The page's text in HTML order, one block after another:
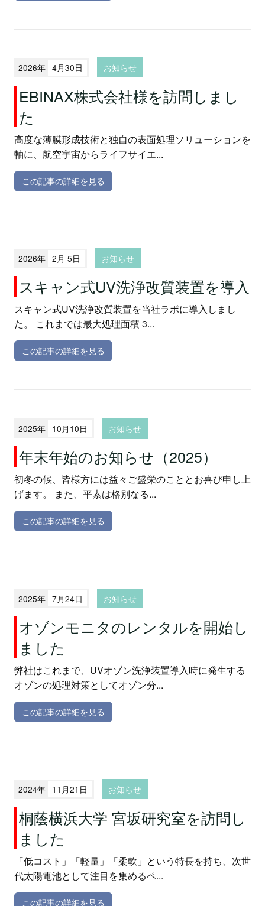
2026年 4月30日 お知らせ
EBINAX株式会社様を訪問しまし
た
高度な薄膜形成技術と独自の表面処理ソリューションを
軸に、航空宇宙からライフサイエ...
この記事の詳細を見る
2026年 2月 5日 お知らせ
スキャン式UV洗浄改質装置を導入
スキャン式UV洗浄改質装置を当社ラボに導入しまし
た。 これまでは最大処理面積 3...
この記事の詳細を見る
2025年 10月10日 お知らせ
年末年始のお知らせ（2025）
初冬の候、皆様方には益々ご盛栄のこととお喜び申し上
げます。 また、平素は格別なる...
この記事の詳細を見る
2025年 7月24日 お知らせ
オゾンモニタのレンタルを開始し
ました
弊社はこれまで、UVオゾン洗浄装置導入時に発生する
オゾンの処理対策としてオゾン分...
この記事の詳細を見る
2024年 11月21日 お知らせ
桐蔭横浜大学 宮坂研究室を訪問し
ました
「低コスト」「軽量」「柔軟」という特長を持ち、次世
代太陽電池として注目を集めるペ...
この記事の詳細を見る